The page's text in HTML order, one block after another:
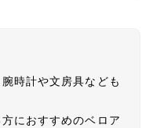
時計や文房具なども
におすすめのベロア